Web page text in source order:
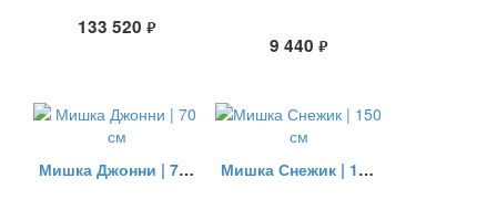
133 520 руб.
9 440 руб.
Мишка Джонни | 70 см Мишка Снежик | 150 см